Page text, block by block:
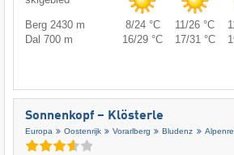
Berg 2430 m 8/24 °C 11/26 °C
Dal 700 m
16/29 °C 17/31 °C
Sonnenkopf – Klösterle
Europa Oostenrijk Vorarlberg Bludenz